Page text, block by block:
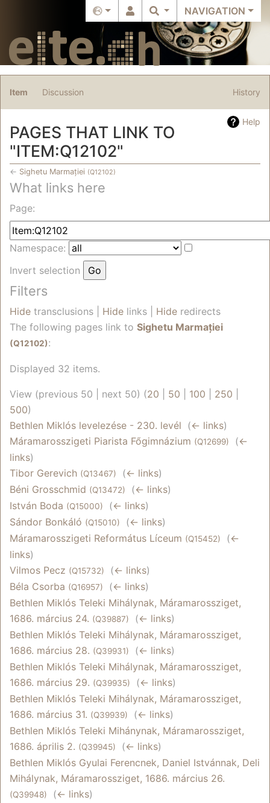
NAVIGATION
Item Discussion History
Help
PAGES THAT LINK TO
"ITEM:Q12102"
← Sighetu Marmației (Q12102)
Jump to:navigation,search
What links here
Page:
Namespace:
Invert selection
Filters
Hide transclusions | Hide links | Hide redirects
The following pages link to Sighetu Marmației
(Q12102):
Displayed 32 items.
View (previous 50 | next 50) (20 50 100 250
500)
Bethlen Miklós levelezése - 230. levél (← links)
Máramarosszigeti Piarista Főgimnázium (Q12699) (←
links)
Tibor Gerevich (Q13467) (← links)
Béni Grosschmid (Q13472) (← links)
István Boda (Q15000) (← links)
Sándor Bonkáló (Q15010) (← links)
Máramarosszigeti Református Líceum (Q15452) (←
links)
Vilmos Pecz (Q15732) (← links)
Béla Csorba (Q16957) (← links)
Bethlen Miklós Teleki Mihálynak, Máramarossziget,
1686. március 24. (Q39887) (← links)
Bethlen Miklós Teleki Mihálynak, Máramarossziget,
1686. március 28. (Q39931) (← links)
Bethlen Miklós Teleki Mihálynak, Máramarossziget,
1686. március 29. (Q39935) (← links)
Bethlen Miklós Teleki Mihálynak, Máramarossziget,
1686. március 31. (Q39939) (← links)
Bethlen Miklós Teleki Mihánynak, Máramarossziget,
1686. április 2. (Q39945) (← links)
Bethlen Miklós Gyulai Ferencnek, Daniel Istvánnak, Deli
Mihálynak, Máramarossziget, 1686. március 26.
(Q39948) (← links)